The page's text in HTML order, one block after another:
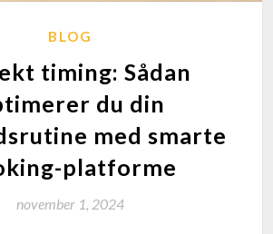
BLOG
timing: Sådan
du din
med smarte
platforme
november 1, 2024